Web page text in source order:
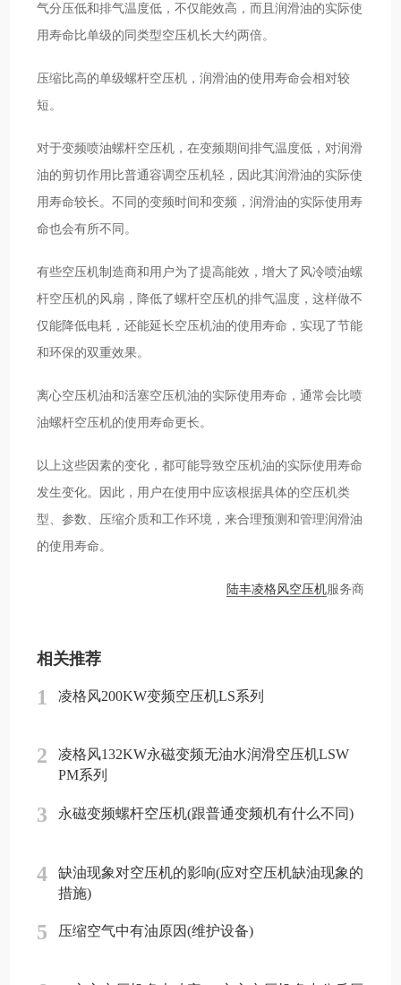
气分压低和排气温度低，不仅能效高，而且润滑油的实际使
用寿命比单级的同类型空压机长大约两倍。
压缩比高的单级螺杆空压机，润滑油的使用寿命会相对较
短。
对于变频喷油螺杆空压机，在变频期间排气温度低，对润滑
油的剪切作用比普通容调空压机轻，因此其润滑油的实际使
用寿命较长。不同的变频时间和变频，润滑油的实际使用寿
命也会有所不同。
有些空压机制造商和用户为了提高能效，增大了风冷喷油螺
杆空压机的风扇，降低了螺杆空压机的排气温度，这样做不
仅能降低电耗，还能延长空压机油的使用寿命，实现了节能
和环保的双重效果。
离心空压机油和活塞空压机油的实际使用寿命，通常会比喷
油螺杆空压机的使用寿命更长。
以上这些因素的变化，都可能导致空压机油的实际使用寿命
发生变化。因此，用户在使用中应该根据具体的空压机类
型、参数、压缩介质和工作环境，来合理预测和管理润滑油
的使用寿命。
陆丰凌格风空压机服务商
相关推荐
1 凌格风200KW变频空压机LS系列
2
凌格风132KW永磁变频无油水润滑空压机LSW
PM系列
3 永磁变频螺杆空压机(跟普通变频机有什么不同)
4
缺油现象对空压机的影响(应对空压机缺油现象的
措施)
5 压缩空气中有油原因(维护设备)